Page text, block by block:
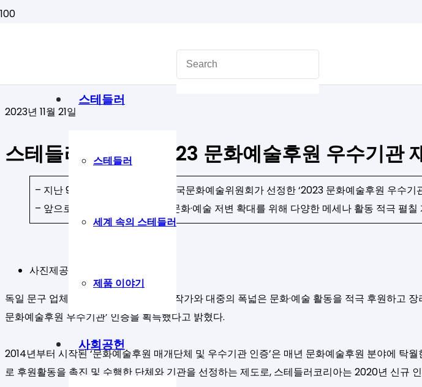
스테들러
스테들러
세계 속의 스테들러
제품 이야기
사회공헌
2023년 11월 21일
스테들러코리아, 2023 문화예술후원 우수기관
– 지난 9일, 문화체육관광부와 한국문화예술위원회가 선정한 ‘2023 문화예술후원 우수기
– 앞으로도 국내 작가와 대중의 문화·예술 저변 확대를 위해 다양한 메세나 활동 적극 펼칠
사진제공 – 스테들러코리아
독일 문구 업체 스테들러코리아가 국내 작가와 대중의 폭넓은 문화·예술 활동을 적극 후원하고
문화예술후원 우수기관’ 인증을 획득했다고 밝혔다.
2014년부터 시작된 ‘문화예술후원 매개단체 및 우수기관 인증’은 매년 문화예술후원 분야에 탁
로 후원활동을 촉진 및 수행한 단체와 기관을 선정하는 제도로, 스테들러코리아는 2020년 신규